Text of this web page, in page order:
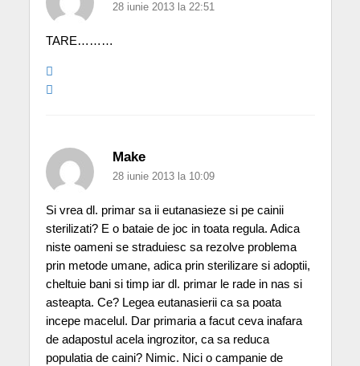
28 iunie 2013 la 22:51
TARE………
Make
28 iunie 2013 la 10:09
Si vrea dl. primar sa ii eutanasieze si pe cainii
sterilizati? E o bataie de joc in toata regula. Adica
niste oameni se straduiesc sa rezolve problema
prin metode umane, adica prin sterilizare si adoptii,
cheltuie bani si timp iar dl. primar le rade in nas si
asteapta. Ce? Legea eutanasierii ca sa poata
incepe macelul. Dar primaria a facut ceva inafara
de adapostul acela ingrozitor, ca sa reduca
populatia de caini? Nimic. Nici o campanie de